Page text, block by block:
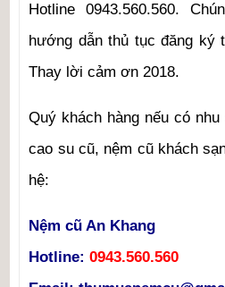
Hotline 0943.560.560.
hướng dẫn thủ tục đăng ký
Thay lời cảm ơn 2018.
Quý khách hàng nếu có
cao su cũ, nệm cũ khách
hệ:
Nệm cũ An Khang
Hotline:0943.560.560